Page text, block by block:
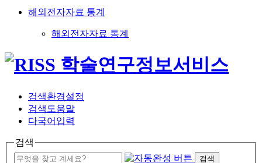
해외전자자료 통계
해외전자자료 통계
검색환경설정
검색도움말
다국어입력
검색
검색